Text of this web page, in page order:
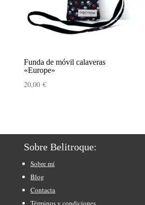
Funda de móvil calaveras
«Europe»
20,00 €
Sobre Belitroque:
Sobre mí
Blog
Contacta
Términos y condiciones